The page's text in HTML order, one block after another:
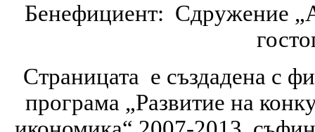
Бенефициент: Сдружение
Страницата е създадена с
програма „Развитие на